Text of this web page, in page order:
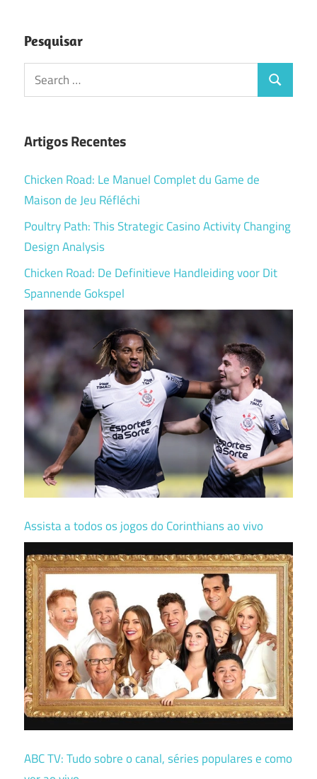
Pesquisar
Search
for:
Search
Artigos Recentes
Chicken Road: Le Manuel Complet du Game de
Maison de Jeu Réfléchi
Poultry Path: This Strategic Casino Activity Changing
Design Analysis
Chicken Road: De Definitieve Handleiding voor Dit
Spannende Gokspel
Assista a todos os jogos do Corinthians ao vivo
ABC TV: Tudo sobre o canal, séries populares e como